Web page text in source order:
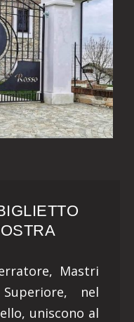
Mastri
nel
uniscono al